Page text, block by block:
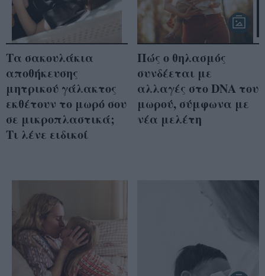
Τα σακουλάκια
αποθήκευσης
μητρικού γάλακτος
εκθέτουν το μωρό σου
σε μικροπλαστικά;
Τι λένε ειδικοί
Πώς ο θηλασμός
συνδέεται με
αλλαγές στο DNA του
μωρού, σύμφωνα με
νέα μελέτη